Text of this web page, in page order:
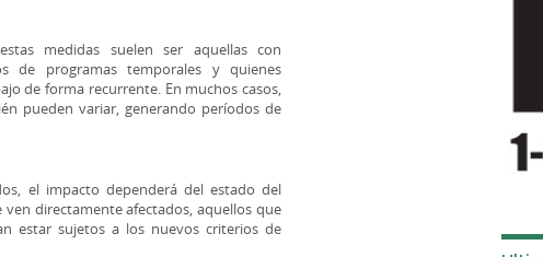
medidas suelen ser aquellas con
de programas temporales y quienes
de forma recurrente. En muchos casos,
pueden variar, generando períodos de
el impacto dependerá del estado del
ven directamente afectados, aquellos que
estar sujetos a los nuevos criterios de